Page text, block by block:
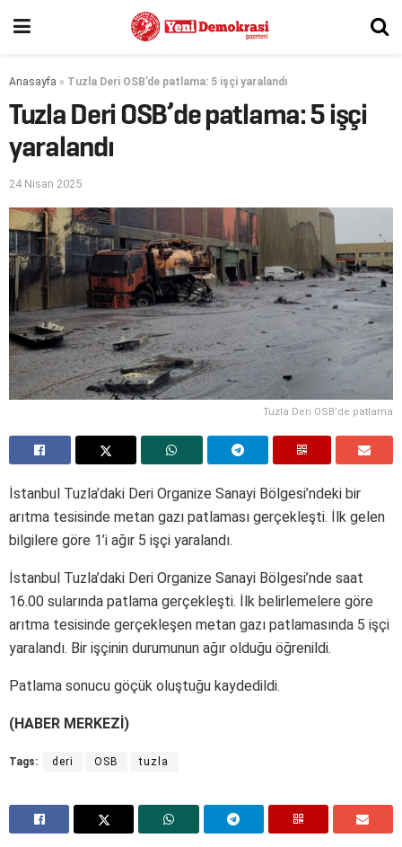
Anasayfa » Tuzla Deri OSB’de patlama: 5 işçi yaralandı
Tuzla Deri OSB’de patlama: 5 işçi
yaralandı
24 Nisan 2025
Tuzla Deri OSB'de patlama
İstanbul Tuzla’daki Deri Organize Sanayi Bölgesi’ndeki bir
arıtma tesisinde metan gazı patlaması gerçekleşti. İlk gelen
bilgilere göre 1’i ağır 5 işçi yaralandı.
İstanbul Tuzla’daki Deri Organize Sanayi Bölgesi’nde saat
16.00 sularında patlama gerçekleşti. İlk belirlemelere göre
arıtma tesisinde gerçekleşen metan gazı patlamasında 5 işçi
yaralandı. Bir işçinin durumunun ağır olduğu öğrenildi.
Patlama sonucu göçük oluştuğu kaydedildi.
(HABER MERKEZİ)
Tags: deri OSB tuzla